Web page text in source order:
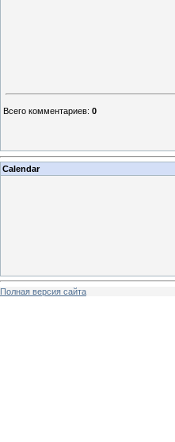
Всего комментариев: 0
Calendar
Полная версия сайта